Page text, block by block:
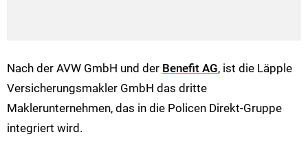
Nach der AVW GmbH und der Benefit AG, ist die Läpple
Versicherungsmakler GmbH das dritte
Maklerunternehmen, das in die Policen Direkt-Gruppe
integriert wird.